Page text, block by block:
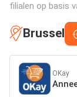
filialen op basis
Brussel
OKay